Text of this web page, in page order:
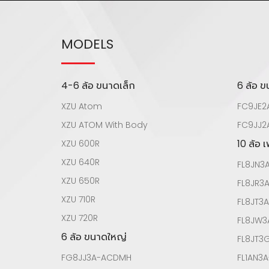
MODELS
4-6 ล้อ ขนาดเล็ก
XZU Atom
XZU ATOM With Body
XZU 600R
XZU 640R
XZU 650R
XZU 710R
XZU 720R
6 ล้อ ขนาดใหญ่
FG8JJ3A-ACDMH
6 ล้อ ข
10 ล้อ